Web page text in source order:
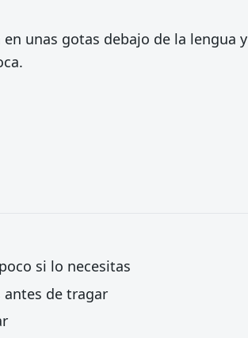
en unas gotas debajo de la lengua y
si lo necesitas
antes de tragar